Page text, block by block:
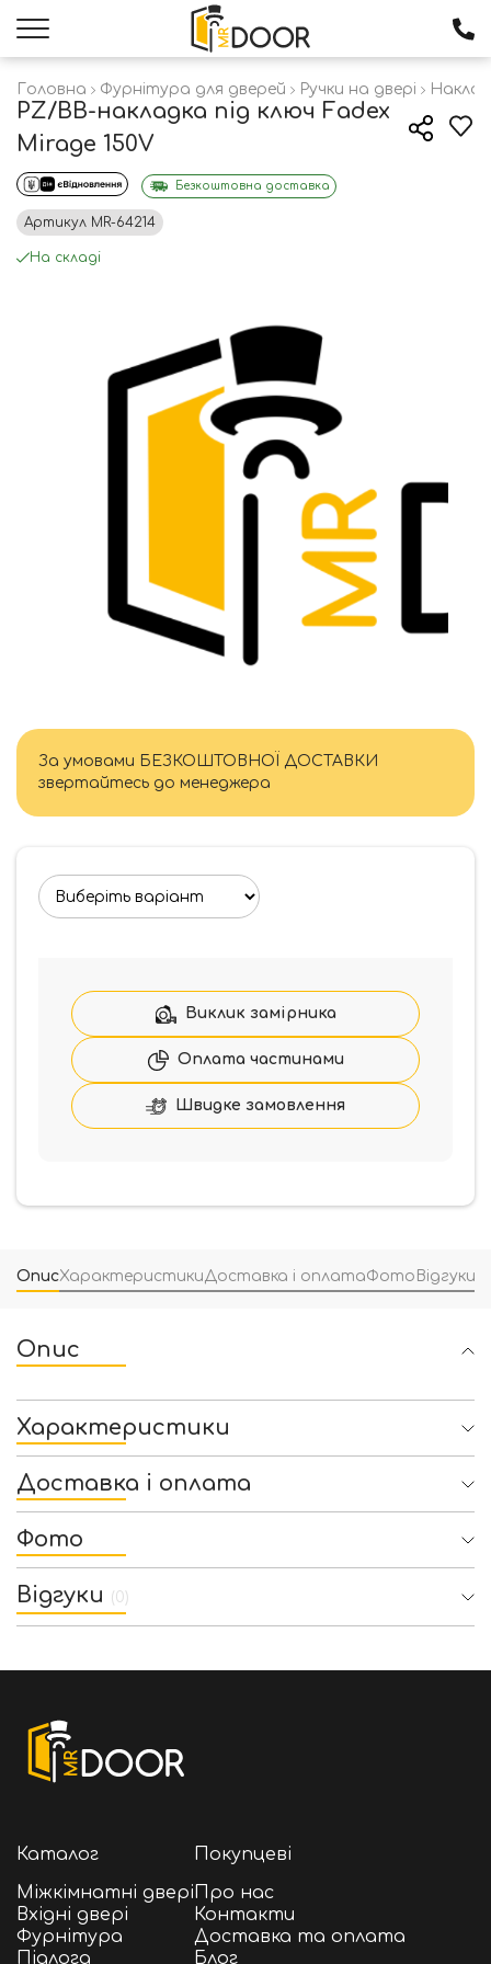
Головна Фурнітура для дверей Ручки на двері
PZ/BB-накладка під ключ Fadex
Mirage 150V
Безкоштовна доставка
Артикул MR-64214
На складі
За умовами БЕЗКОШТОВНОЇ ДОСТАВКИ
звертайтесь до менеджера
Виклик замірника
Оплата частинами
Швидке замовлення
ОписХарактеристикиДоставка і оплатаФото Відгуки
Опис
Характеристики
Доставка і оплата
Фото
Відгуки (0)
Каталог
Міжкімнатні двері
Вхідні двері
Фурнітура
Підлога
Покупцеві
Про нас
Контакти
Доставка та оплата
Блог